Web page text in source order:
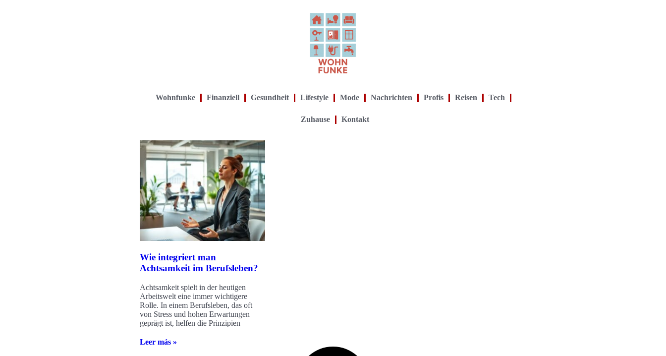
Wohnfunke Finanziell Gesundheit Lifestyle Mode Nachrichten Profis Reisen Tech
Zuhause Kontakt
Wie integriert man
Achtsamkeit im Berufsleben?
Achtsamkeit spielt in der heutigen
Arbeitswelt eine immer wichtigere
Rolle. In einem Berufsleben, das oft
von Stress und hohen Erwartungen
geprägt ist, helfen die Prinzipien
Leer más »